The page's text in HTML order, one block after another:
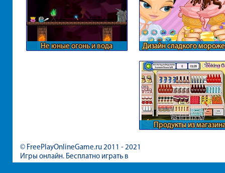
Не юные огонь и вода Дизайн сладкого
Продукты из
© FreePlayOnlineGame.ru 2011 - 2021
Игры онлайн. Бесплатно играть в
игры для девочек и мальчиков